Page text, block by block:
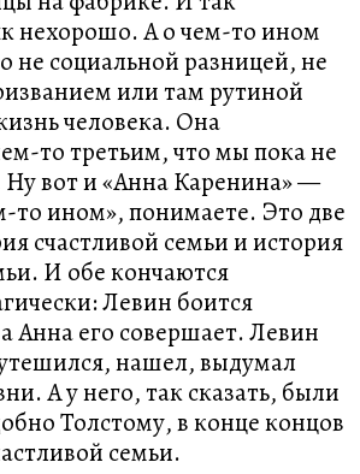
нехорошо. А о чем-то ином
не социальной разницей, не
или там рутиной
человека. Она
то третьим, что мы пока не
вот и «Анна Каренина» —
то ином», понимаете. Это две
счастливой семьи и история
И обе кончаются
Левин боится
Анна его совершает. Левин
нашел, выдумал
А у него, так сказать, были
Толстому, в конце концов
семьи.